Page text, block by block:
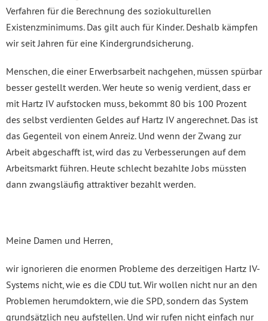
Verfahren für die Berechnung des soziokulturellen
Existenzminimums. Das gilt auch für Kinder. Deshalb kämpfen
wir seit Jahren für eine Kindergrundsicherung.
Menschen, die einer Erwerbsarbeit nachgehen, müssen spürbar
besser gestellt werden. Wer heute so wenig verdient, dass er
mit Hartz IV aufstocken muss, bekommt 80 bis 100 Prozent
des selbst verdienten Geldes auf Hartz IV angerechnet. Das ist
das Gegenteil von einem Anreiz. Und wenn der Zwang zur
Arbeit abgeschafft ist, wird das zu Verbesserungen auf dem
Arbeitsmarkt führen. Heute schlecht bezahlte Jobs müssten
dann zwangsläufig attraktiver bezahlt werden.
Meine Damen und Herren,
wir ignorieren die enormen Probleme des derzeitigen Hartz IV-
Systems nicht, wie es die CDU tut. Wir wollen nicht nur an den
Problemen herumdoktern, wie die SPD, sondern das System
grundsätzlich neu aufstellen. Und wir rufen nicht einfach nur